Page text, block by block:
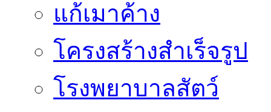
แก้เมาค้าง
โครงสร้างสำเร็จรูป
โรงพยาบาลสัตว์